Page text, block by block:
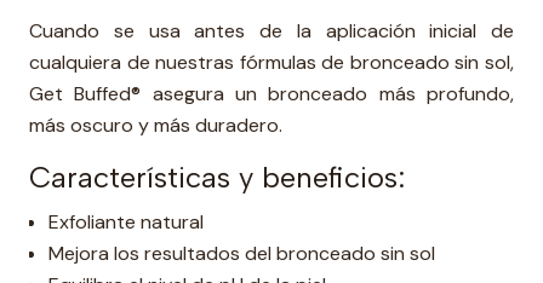
Cuando se usa antes de la aplicación inicial de
cualquiera de nuestras fórmulas de bronceado sin sol,
Get Buffed® asegura un bronceado más profundo,
más oscuro y más duradero.
Características y beneficios:
Exfoliante natural
Mejora los resultados del bronceado sin sol